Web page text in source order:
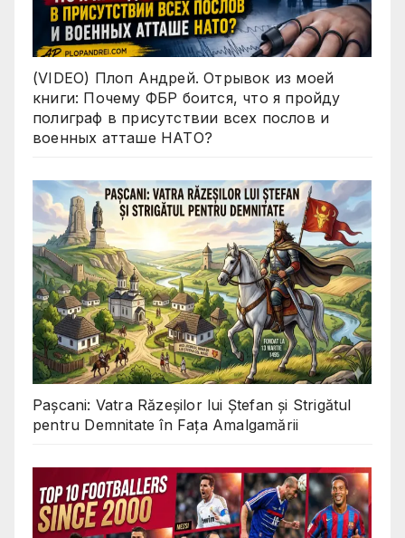
(VIDEO) Плоп Андрей. Отрывок из моей
книги: Почему ФБР боится, что я пройду
полиграф в присутствии всех послов и
военных атташе НАТО?
Pașcani: Vatra Răzeșilor lui Ștefan și Strigătul
pentru Demnitate în Fața Amalgamării